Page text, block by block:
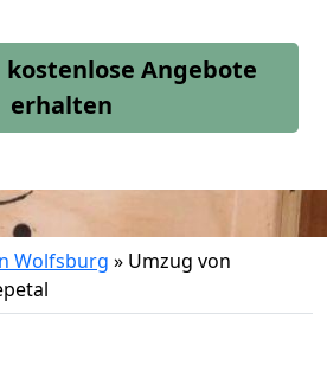
Angebote
erhalten
Wolfsburg » Umzug von